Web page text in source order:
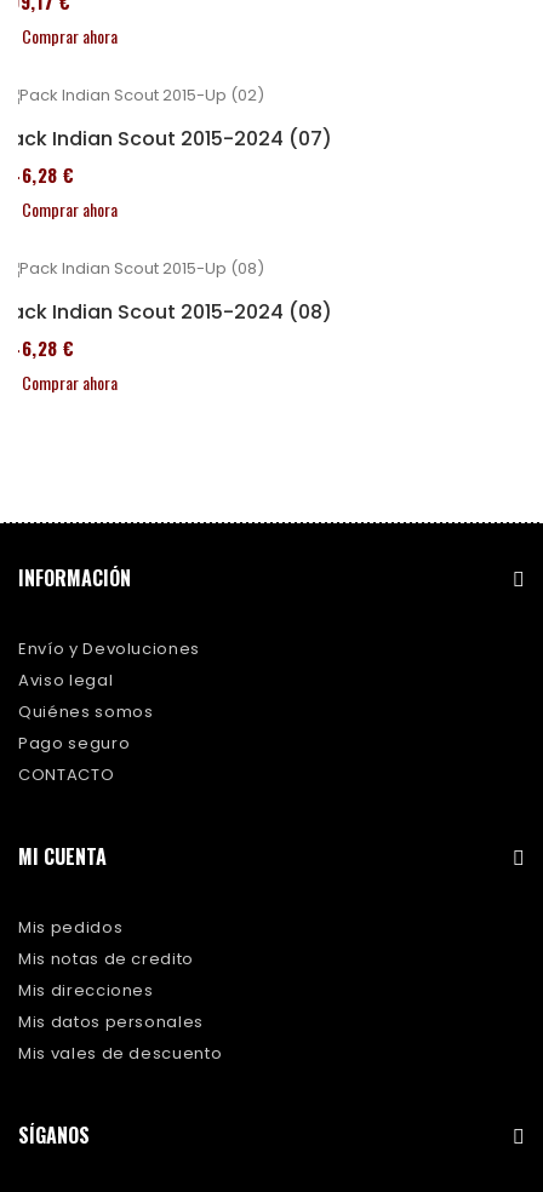
Comprar ahora
Pack Indian Scout 2015-2024 (07)
246,28 €
Comprar ahora
Pack Indian Scout 2015-2024 (08)
246,28 €
Comprar ahora
INFORMACIÓN
Envío y Devoluciones
Aviso legal
Quiénes somos
Pago seguro
CONTACTO
MI CUENTA
Mis pedidos
Mis notas de credito
Mis direcciones
Mis datos personales
Mis vales de descuento
SÍGANOS